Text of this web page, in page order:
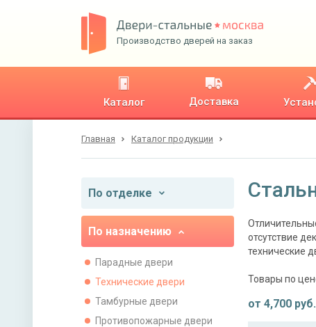
Производство дверей на заказ
Каталог Доставка
Главная Каталог продукции
По отделке
По назначению
Парадные двери
Технические двери
Тамбурные двери
Противопожарные двери
отсутствие
технические
Товары по
от 4,700 руб.